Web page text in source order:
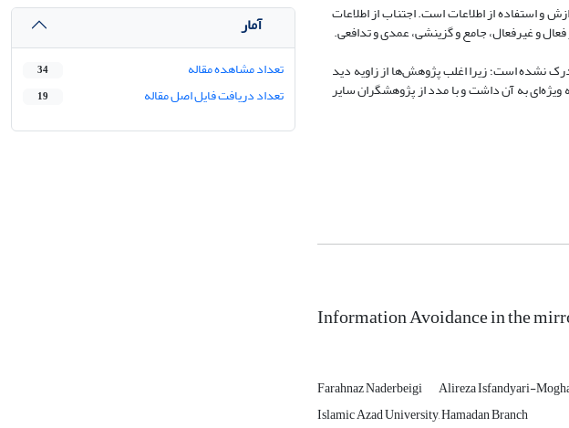
و استفاده از اطلاعات است. اجتناب از اطلاعات
و غیرفعال، جامع و گزینشی، عمدی و تدافعی.
درک نشده است؛ زیرااغلب پژوهش‌ها از زاویه دید
ویژه‌ای به آن داشت و با مدد از پژوهشگران سایر
Information Avoidance in the
Farahnaz Naderbeigi Alireza Isfandyari-
Islamic Azad University, Hamadan Branch
آمار
تعداد مشاهده مقاله 34
تعداد دریافت فایل اصل مقاله 19